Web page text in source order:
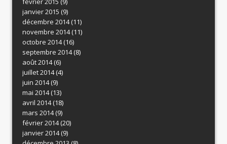
janvier 2015 (9)
décembre 2014(11)
novembre 2014(11)
octobre 2014(16)
septembre 2014(8)
août 2014(6)
juillet 2014(4)
juin 2014(9)
mai 2014(13)
avril 2014(18)
mars 2014(9)
février 2014(20)
janvier 2014(9)